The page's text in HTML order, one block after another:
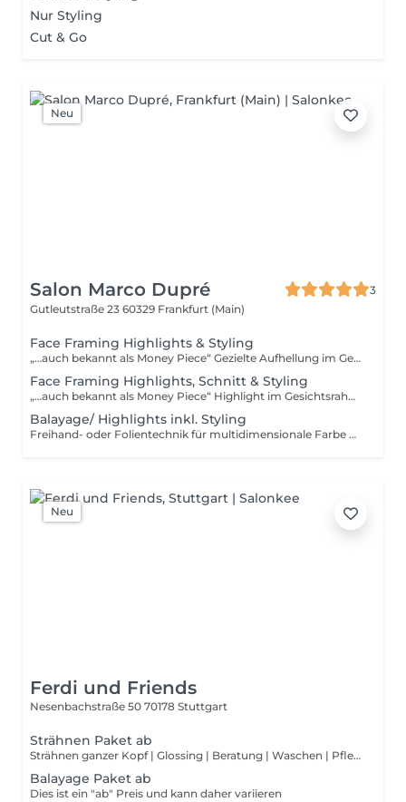
Nur Styling
Cut & Go
Neu
Salon Marco Dupré
3
Gutleutstraße 23 60329 Frankfurt (Main)
Face Framing Highlights & Styling
„…auch bekannt als Money Piece“ Gezielte Aufhellung im Gesichtsbereich für mehr Kontur, Frische und Leichtigkeit. Ein subtiler, aber wirkungsvoller Fokus. Hinweis: Die Haltbarkeit und Intensität einer Haarfarbe oder Tönung ist von individuellen Faktoren wie Haarstruktur, Haarvorgeschichte, Pflege und äußeren Einflüssen abhängig und kann daher nicht garantiert werden.
Face Framing Highlights, Schnitt & Styling
„…auch bekannt als Money Piece“ Highlight im Gesichtsrahmen inklusive Neuschnitt und Styling. Leicht. Modern. Präzise. Hinweis: Die Haltbarkeit und Intensität einer Haarfarbe oder Tönung ist von individuellen Faktoren wie Haarstruktur, Haarvorgeschichte, Pflege und äußeren Einflüssen abhängig und kann daher nicht garantiert werden.
Balayage/ Highlights inkl. Styling
Freihand- oder Folientechnik für multidimensionale Farbe mit natürlichem Verlauf. Tiefe statt Flächenfarbe. Hinweis: Die Haltbarkeit und Intensität einer Haarfarbe oder Tönung ist von individuellen Faktoren wie Haarstruktur, Haarvorgeschichte, Pflege und äußeren Einflüssen abhängig und kann daher nicht garantiert werden.
Neu
Ferdi und Friends
Nesenbachstraße 50 70178 Stuttgart
Strähnen Paket ab
Strähnen ganzer Kopf | Glossing | Beratung | Waschen | Pflegen | Schneiden | Styling Dies ist ein "ab" Preis und kann daher variieren
Balayage Paket ab
Dies ist ein "ab" Preis und kann daher variieren